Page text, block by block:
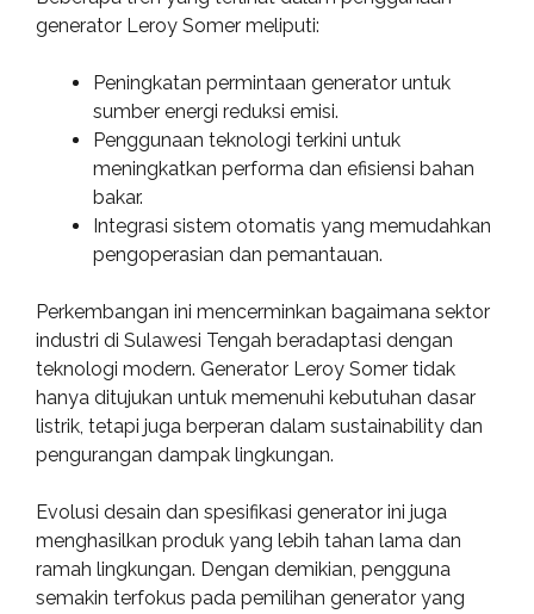
generator Leroy Somer meliputi:
Peningkatan permintaan generator untuk
sumber energi reduksi emisi.
Penggunaan teknologi terkini untuk
meningkatkan performa dan efisiensi bahan
bakar.
Integrasi sistem otomatis yang memudahkan
pengoperasian dan pemantauan.
Perkembangan ini mencerminkan bagaimana sektor
industri di Sulawesi Tengah beradaptasi dengan
teknologi modern. Generator Leroy Somer tidak
hanya ditujukan untuk memenuhi kebutuhan dasar
listrik, tetapi juga berperan dalam sustainability dan
pengurangan dampak lingkungan.
Evolusi desain dan spesifikasi generator ini juga
menghasilkan produk yang lebih tahan lama dan
ramah lingkungan. Dengan demikian, pengguna
semakin terfokus pada pemilihan generator yang